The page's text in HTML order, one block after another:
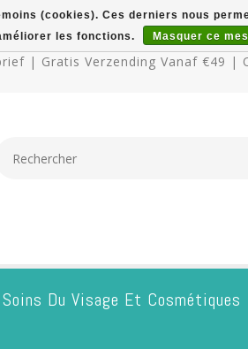
| Gratis Verzending Vanaf €49 |
Soins Du Visage Et Cosmétiques
(cookies). Ces derniers nous
les fonctions.
Masquer ce